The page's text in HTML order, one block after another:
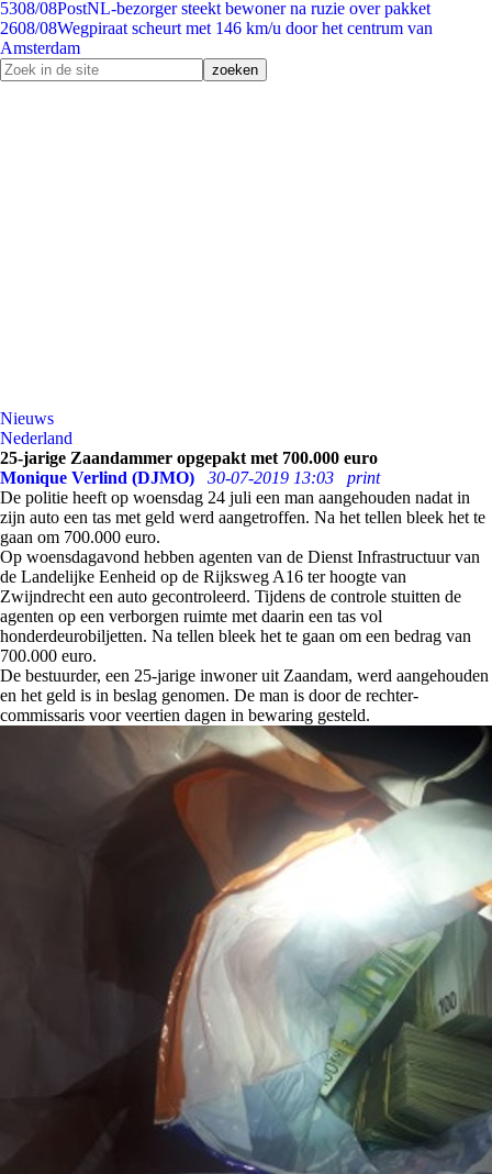
5308/08PostNL-bezorger steekt bewoner na ruzie over pakket
2608/08Wegpiraat scheurt met 146 km/u door het centrum van
Amsterdam
Nieuws
Nederland
25-jarige Zaandammer opgepakt met 700.000 euro
Monique Verlind (DJMO)
30-07-2019 13:03
print
De politie heeft op woensdag 24 juli een man aangehouden nadat in
zijn auto een tas met geld werd aangetroffen. Na het tellen bleek het te
gaan om 700.000 euro.
Op woensdagavond hebben agenten van de Dienst Infrastructuur van
de Landelijke Eenheid op de Rijksweg A16 ter hoogte van
Zwijndrecht een auto gecontroleerd. Tijdens de controle stuitten de
agenten op een verborgen ruimte met daarin een tas vol
honderdeurobiljetten. Na tellen bleek het te gaan om een bedrag van
700.000 euro.
De bestuurder, een 25-jarige inwoner uit Zaandam, werd aangehouden
en het geld is in beslag genomen. De man is door de rechter-
commissaris voor veertien dagen in bewaring gesteld.